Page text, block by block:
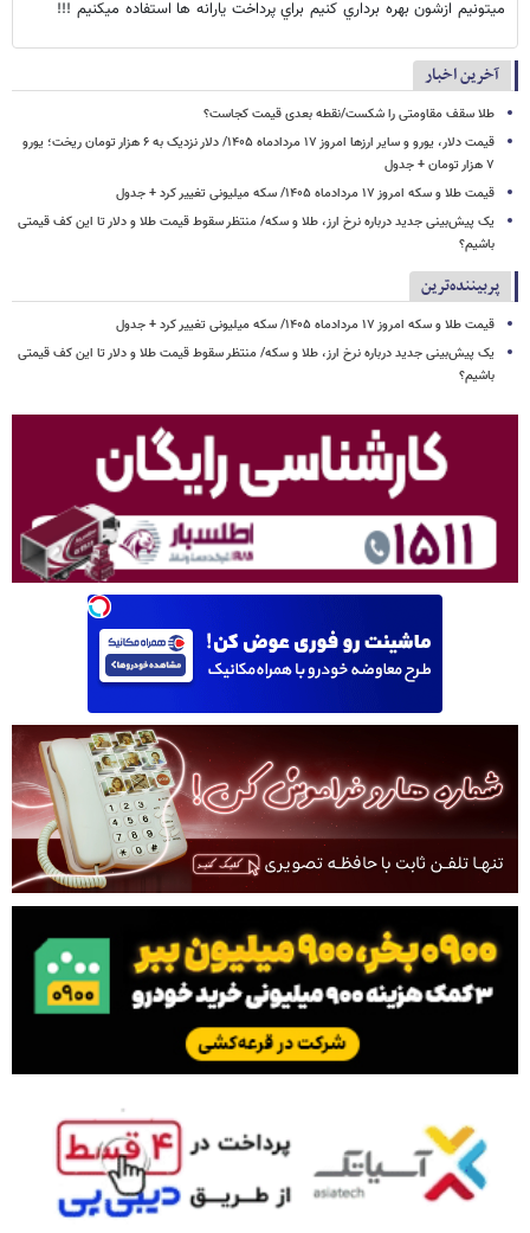
ميتونيم ازشون بهره برداري كنيم براي پرداخت يارانه ها استفاده ميكنيم !!!
آخرین اخبار
طلا سقف مقاومتی را شکست/نقطه بعدی قیمت کجاست؟
قیمت دلار، یورو و سایر ارزها امروز ۱۷ مردادماه ۱۴۰۵/ دلار نزدیک به ۶ هزار تومان ریخت؛ یورو
۷ هزار تومان + جدول
قیمت طلا و سکه امروز ۱۷ مردادماه ۱۴۰۵/ سکه میلیونی تغییر کرد + جدول
یک پیش‌بینی جدید درباره نرخ ارز، طلا و سکه/ منتظر سقوط قیمت طلا و دلار تا این کف قیمتی
باشیم؟
پربیننده‌ترین
قیمت طلا و سکه امروز ۱۷ مردادماه ۱۴۰۵/ سکه میلیونی تغییر کرد + جدول
یک پیش‌بینی جدید درباره نرخ ارز، طلا و سکه/ منتظر سقوط قیمت طلا و دلار تا این کف قیمتی
باشیم؟